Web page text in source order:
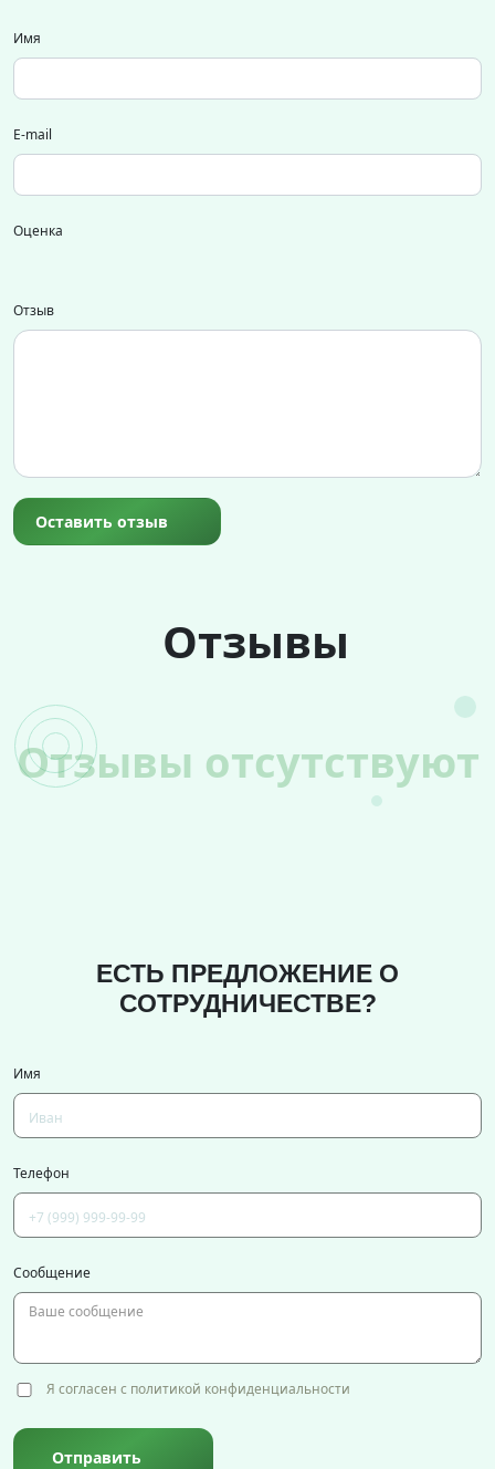
Имя
E-mail
Оценка
Отзыв
Оставить отзыв
Отзывы
Отзывы отсутствуют
ЕСТЬ ПРЕДЛОЖЕНИЕ О
СОТРУДНИЧЕСТВЕ?
Имя
Телефон
Сообщение
Я согласен с политикой конфиденциальности
Отправить